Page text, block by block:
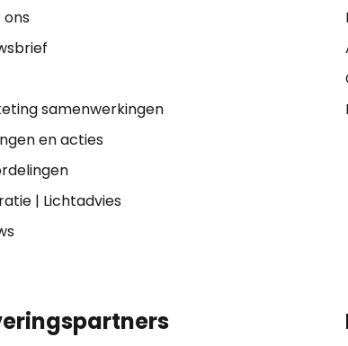
ons
samenwerkingen
en acties
| Lichtadvies